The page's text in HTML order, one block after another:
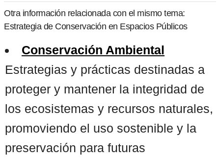
Otra información relacionada con el mismo tema:
Estrategia de Conservación en Espacios Públicos
Conservación Ambiental
Estrategias y prácticas destinadas a
proteger y mantener la integridad de
los ecosistemas y recursos naturales,
promoviendo el uso sostenible y la
preservación para futuras